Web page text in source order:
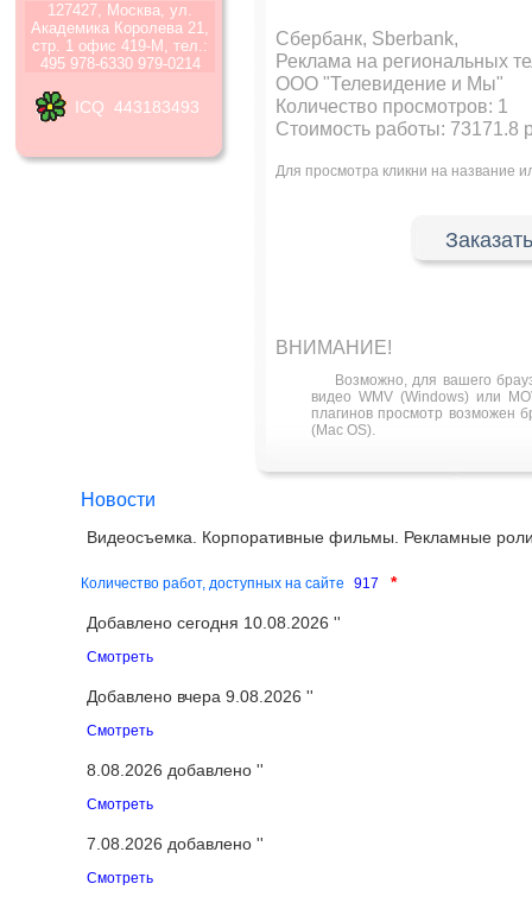
127427, Москва, ул.
Академика Королева 21,
стр. 1 офис 419-М, тел.:
495 978-6330 979-0214
ICQ 443183493
Сбербанк, Sberbank,
Реклама на региональных
ООО "Телевидение и Мы"
Количество просмотров: 1
Стоимость работы: 73171.8
Для просмотра кликни на название
ВНИМАНИЕ!
Возможно, для вашего
видео WMV (Windows) или
плагинов просмотр возможен
(Mac OS).
Новости
Видеосъемка. Корпоративные фильмы. Рекламные
Количество работ, доступных на сайте 917 *
Добавлено сегодня 10.08.2026 ''
Смотреть
Добавлено вчера 9.08.2026 ''
Смотреть
8.08.2026 добавлено ''
Смотреть
7.08.2026 добавлено ''
Смотреть